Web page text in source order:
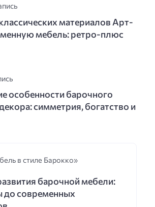
материалов Арт-
мебель: ретро-плюс
особенности барочного
симметрия, богатство и
в стиле Барокко»
барочной мебели:
до современных